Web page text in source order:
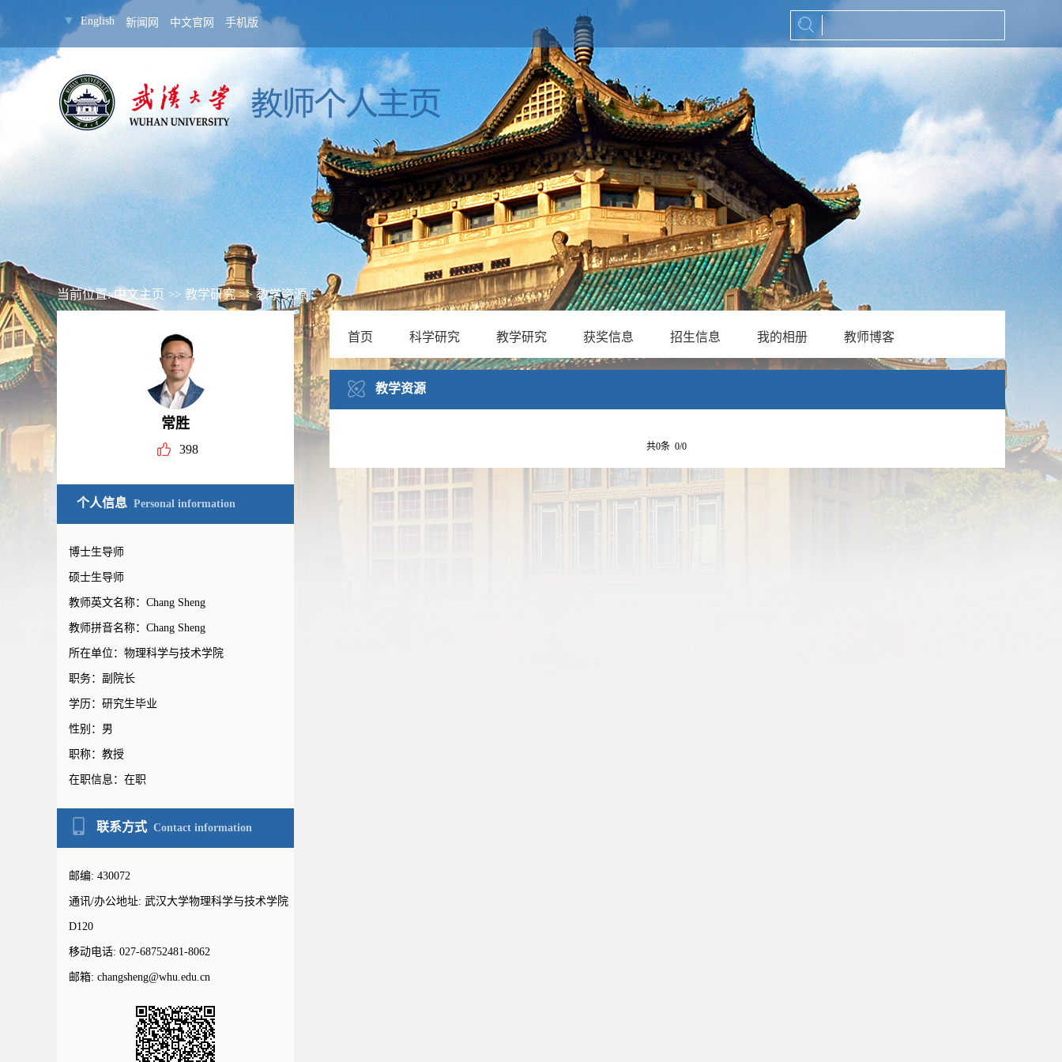
▼ English 新闻网 中文官网 手机版
当前位置:中文主页 >> 教学研究>>教学资源
常胜
398
个人信息 Personal information
博士生导师
硕士生导师
教师英文名称：Chang Sheng
教师拼音名称：Chang Sheng
所在单位：物理科学与技术学院
职务：副院长
学历：研究生毕业
性别：男
职称：教授
在职信息：在职
联系方式 Contact information
邮编: 430072
通讯/办公地址: 武汉大学物理科学与技术学院
D120
移动电话: 027-68752481-8062
邮箱: changsheng@whu.edu.cn
首页 科学研究 教学研究 获奖信息 招生信息 我的相册 教师博客
教学资源
共0条 0/0